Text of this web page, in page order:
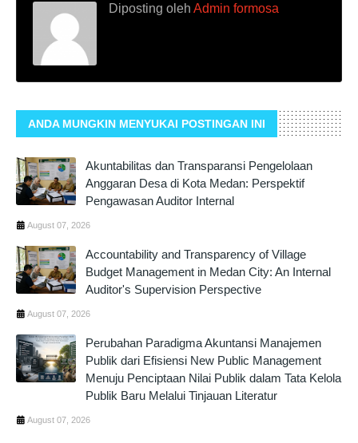
Diposting oleh Admin formosa
ANDA MUNGKIN MENYUKAI POSTINGAN INI
Akuntabilitas dan Transparansi Pengelolaan
Anggaran Desa di Kota Medan: Perspektif
Pengawasan Auditor Internal
August 07, 2026
Accountability and Transparency of Village
Budget Management in Medan City: An Internal
Auditor's Supervision Perspective
August 07, 2026
Perubahan Paradigma Akuntansi Manajemen
Publik dari Efisiensi New Public Management
Menuju Penciptaan Nilai Publik dalam Tata Kelola
Publik Baru Melalui Tinjauan Literatur
August 07, 2026